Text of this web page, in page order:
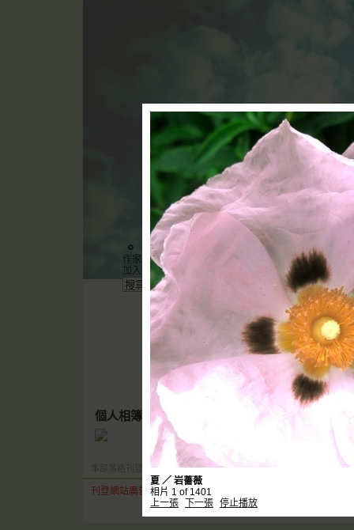
。 （ 新版 ）
首頁 文章創作 個人
加入好友｜推薦此部落格 加入我的最愛 訂閱最新
作家：christina koo
個人相簿 夏
本部落格刊登之內容為作者個人自行提供上傳，不代表 udn 立場。
刊登網站廣告 ︱關於我們 ︱常見問題
夏 ／ 岩薔薇
相片 1 of 1401
上一張 下一張 停止播放